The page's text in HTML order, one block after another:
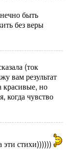
быть
без веры
(ток
вам результат
красивые, но
когда чувство
стихи))))))